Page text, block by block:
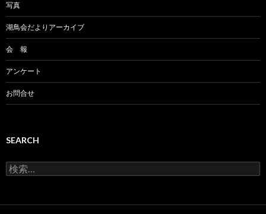
写真
湖鳥会だよりアーカイブ
会 報
アンケート
お問合せ
SEARCH
検
索: